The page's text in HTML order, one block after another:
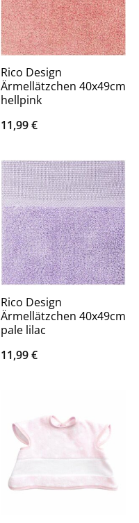
Rico Design
Ärmellätzchen 40x49cm
hellpink
11,99€
Rico Design
Ärmellätzchen 40x49cm
pale lilac
11,99€